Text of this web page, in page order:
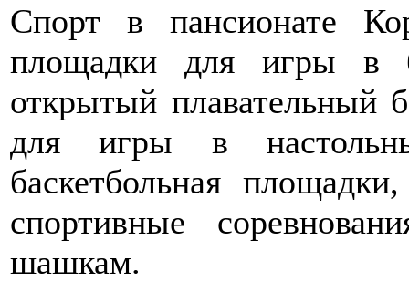
Спорт в пансионате
площадки для игры в
открытый плавательный
для игры в
баскетбольная
спортивные
шашкам.